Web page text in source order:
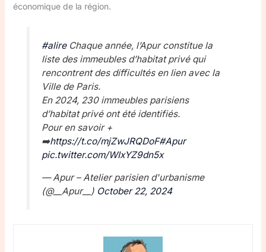
économique de la région.
#alireChaque année, l’Apur constitue la
liste des immeubles d’habitat privé qui
rencontrent des difficultés en lien avec la
Ville de Paris.
En 2024, 230 immeubles parisiens
d’habitat privé ont été identifiés.
Pour en savoir +
➡️https://t.co/mjZwJRQDoF#Apur
pic.twitter.com/WIxYZ9dn5x
— Apur – Atelier parisien d'urbanisme
(@__Apur__) October 22, 2024